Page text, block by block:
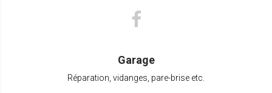
Garage
Réparation, vidanges, pare-brise etc.